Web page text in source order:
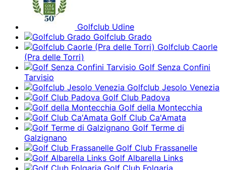
Golfclub Udine
Golfclub Grado
Golfclub Caorle
(Pra delle Torri)
Golf Senza Confini
Tarvisio
Golfclub Jesolo Venezia
Golf Club Padova
Golf della Montecchia
Golf Club Ca'Amata
Golf Terme di
Galzignano
Golf Club Frassanelle
Golf Albarella Links
Golf Club Folgaria